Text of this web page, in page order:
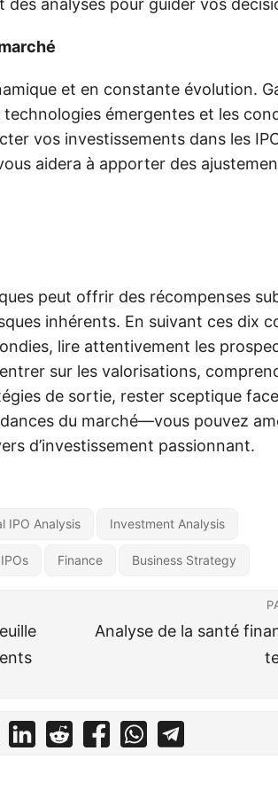
analyses pour guider vos
et en constante évolution.
émergentes et les
vos investissements dans les
aidera à apporter des
peut offrir des récompenses
inhérents. En suivant ces dix
lire attentivement les
sur les valorisations,
de sortie, rester sceptique
du marché—vous pouvez
d’investissement passionnant.
IPO Analysis Investment Analysis
Finance Business Strategy
Analyse de la santé